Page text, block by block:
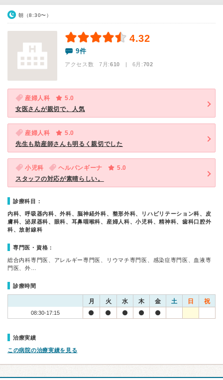
朝（8:30〜）
4.32
9件
アクセス数 7月:610 | 6月:702
産婦人科
5.0
女医さんが親切で、人気
産婦人科
5.0
先生も助産師さんも明るく親切でした
小児科 ヘルパンギーナ
5.0
スタッフの対応が素晴らしい。
診療科目：
内科、呼吸器内科、外科、脳神経外科、整形外科、リハビリテーション科、皮
膚科、泌尿器科、眼科、耳鼻咽喉科、産婦人科、小児科、精神科、歯科口腔外
科、放射線科
専門医・資格：
総合内科専門医、アレルギー専門医、リウマチ専門医、感染症専門医、血液専
門医、外…
診療時間
月 火 水 木 金 土 日 祝
08:30-17:15
治療実績
この病院の治療実績を見る